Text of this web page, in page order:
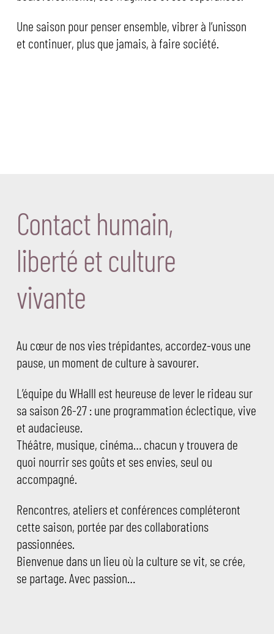
Une saison pour penser ensemble, vibrer à l’unisson
et continuer, plus que jamais, à faire société.
Contact humain,
liberté et culture
vivante
Au cœur de nos vies trépidantes, accordez-vous une
pause, un moment de culture à savourer.
L’équipe du WHalll est heureuse de lever le rideau sur
sa saison 26-27 : une programmation éclectique, vive
et audacieuse.
Théâtre, musique, cinéma… chacun y trouvera de
quoi nourrir ses goûts et ses envies, seul ou
accompagné.
Rencontres, ateliers et conférences compléteront
cette saison, portée par des collaborations
passionnées.
Bienvenue dans un lieu où la culture se vit, se crée,
se partage. Avec passion…